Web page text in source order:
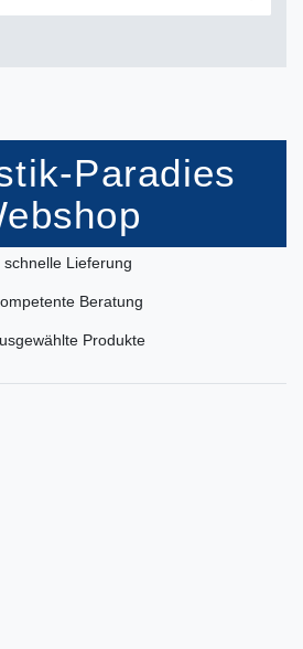
Paradies
schnelle Lieferung
Beratung
Produkte